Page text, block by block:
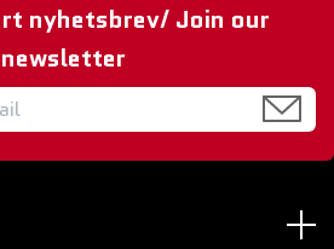
nyhetsbrev/ Join our
newsletter